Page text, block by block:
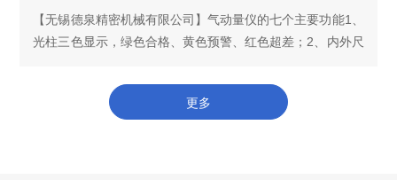
【无锡德泉精密机械有限公司】气动量仪的七个主要功能1、
光柱三色显示，绿色合格、黄色预警、红色超差；2、内外尺
1um、2um、5um4、测量显示分辨率精度小于0.1u...
更多